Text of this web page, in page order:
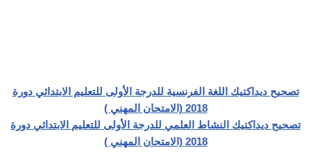
تصحيح ديداكتيك اللغة الفرنسية للدرجة الأولى للتعليم الابتدائي دورة
2018 (الامتحان المهني )
تصحيح ديداكتيك النشاط العلمي للدرجة الأولى للتعليم الابتدائي دورة
2018 (الامتحان المهني )